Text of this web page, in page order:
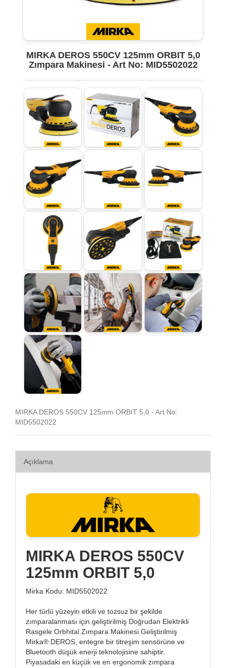
MIRKA DEROS 550CV 125mm ORBIT 5,0
Zımpara Makinesi - Art No: MID5502022
MIRKA DEROS 550CV 125mm ORBIT 5,0 - Art No:
MID5502022
Açıklama
MIRKA DEROS 550CV
125mm ORBIT 5,0
Mirka Kodu: MID5502022
Her türlü yüzeyin etkili ve tozsuz bir şekilde
zımparalanması için geliştirilmiş Doğrudan Elektrikli
Rasgele Orbhital Zımpara Makinesi.Geliştirilmiş
Mirka® DEROS, entegre bir titreşim sensörüne ve
Bluetooth düşük enerji teknolojisine sahiptir.
Piyasadaki en küçük ve en ergonomik zımpara